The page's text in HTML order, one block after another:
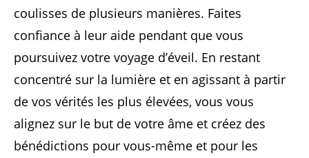
coulisses de plusieurs manières. Faites
confiance à leur aide pendant que vous
poursuivez votre voyage d’éveil. En restant
concentré sur la lumière et en agissant à partir
de vos vérités les plus élevées, vous vous
alignez sur le but de votre âme et créez des
bénédictions pour vous-même et pour les